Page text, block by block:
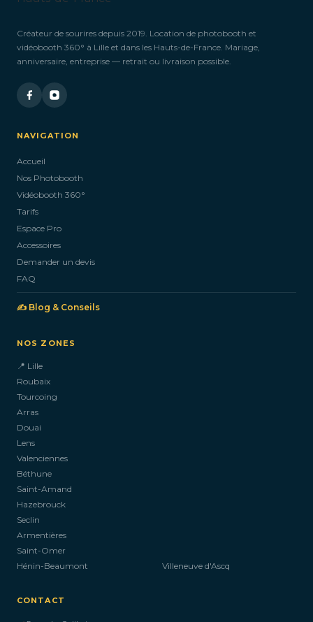
Créateur de sourires depuis 2019. Location de photobooth et
vidéobooth 360° à Lille et dans les Hauts-de-France. Mariage,
anniversaire, entreprise — retrait ou livraison possible.
NAVIGATION
Accueil
Nos Photobooth
Vidéobooth 360°
Tarifs
Espace Pro
Accessoires
Demander un devis
FAQ
✍️ Blog & Conseils
NOS ZONES
📍 Lille
Roubaix
Tourcoing
Arras
Douai
Lens
Valenciennes
Béthune
Saint-Amand
Hazebrouck
Seclin
Armentières
Saint-Omer
Hénin-Beaumont
Villeneuve d'Ascq
CONTACT